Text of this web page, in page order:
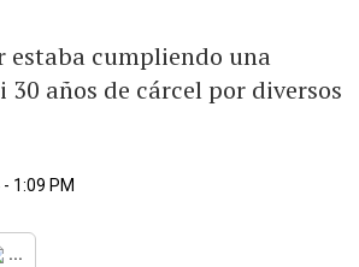
estaba cumpliendo una
30 años de cárcel por diversos
1:09 PM
...